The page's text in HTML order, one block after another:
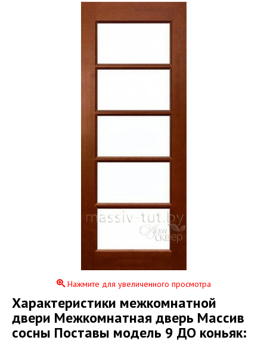
Нажмите для увеличенного просмотра
Xарактеристики межкомнатной
двери Межкомнатная дверь Массив
сосны Поставы модель 9 ДО коньяк: